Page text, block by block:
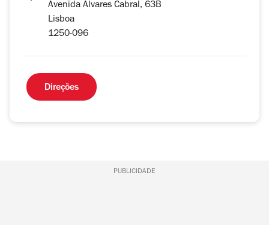
Avenida Álvares Cabral, 63B
Lisboa
1250-096
Direções
PUBLICIDADE